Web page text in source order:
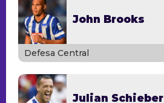
John Brooks
Defesa Central
Julian Schieber